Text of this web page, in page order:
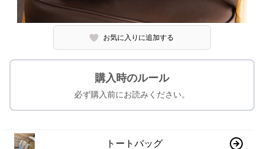
お気に入りに追加する
購入時のルール
必ず購入前にお読みください。
トートバッグ